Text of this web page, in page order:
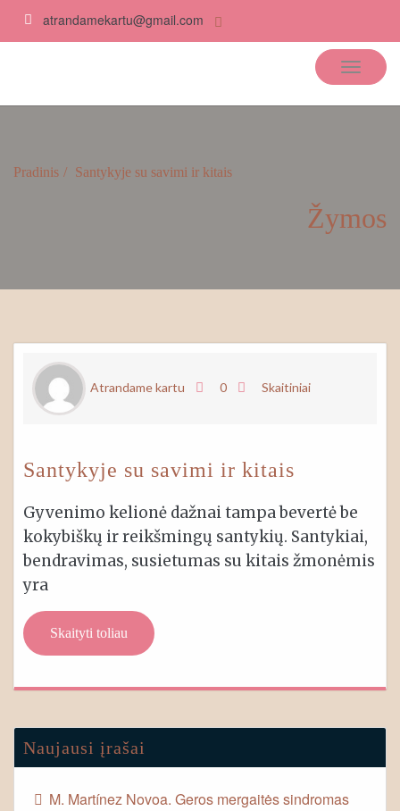
atrandamekartu@gmail.com
Pradinis Santykyje su savimi ir kitais
Žymos
Atrandame kartu 0 Skaitiniai
Santykyje su savimi ir kitais
Gyvenimo kelionė dažnai tampa bevertė be
kokybiškų ir reikšmingų santykių. Santykiai,
bendravimas, susietumas su kitais žmonėmis
yra
Skaityti toliau
Naujausi įrašai
M. Martínez Novoa. Geros mergaitės sindromas